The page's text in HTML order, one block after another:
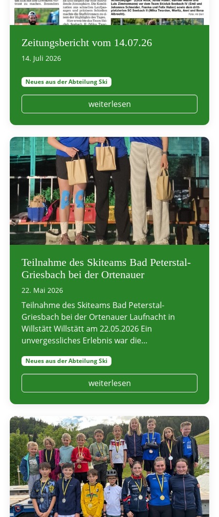
Zeitungsbericht vom 14.07.26
14. Juli 2026
Neues aus der Abteilung Ski
weiterlesen
Teilnahme des Skiteams Bad Peterstal-
Griesbach bei der Ortenauer
22. Mai 2026
Teilnahme des Skiteams Bad Peterstal-
Griesbach bei der Ortenauer Laufnacht in
Willstätt Willstätt am 22.05.2026 Ein
unvergessliches Erlebnis war die…
Neues aus der Abteilung Ski
weiterlesen